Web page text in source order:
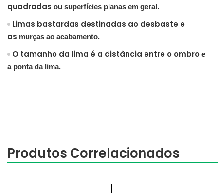
quadradas ou superfícies planas em geral.
Limas bastardas destinadas ao desbaste e
as murças ao acabamento.
O tamanho da lima é a distância entre o ombro e
a ponta da lima.
Produtos Correlacionados